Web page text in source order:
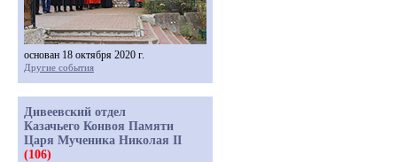
основан 18 октября 2020 г.
Другие события
Дивеевский отдел
Казачьего Конвоя Памяти
Царя Мученика Николая II
(106)